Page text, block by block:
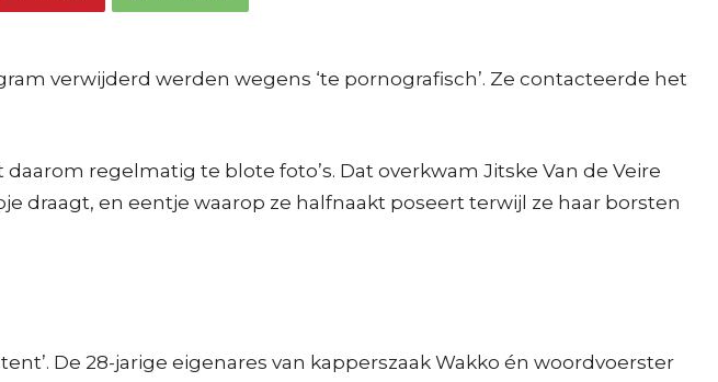
verwijderd werden wegens ‘te pornografisch’. Ze contacteerde het
regelmatig te blote foto’s. Dat overkwam Jitske Van de Veire
draagt, en eentje waarop ze halfnaakt poseert terwijl ze haar borsten
De 28-jarige eigenares van kapperszaak Wakko én woordvoerster